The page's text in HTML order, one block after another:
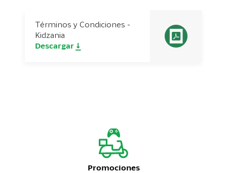
Términos y Condiciones -
Kidzania
Descargar
Promociones